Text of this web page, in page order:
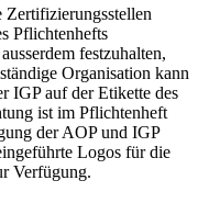
Zertifizierungsstellen
Pflichtenhefts
festzuhalten,
Organisation kann
IGP auf der Etikette des
ist im Pflichtenheft
der AOP und IGP
Logos für die
Verfügung.